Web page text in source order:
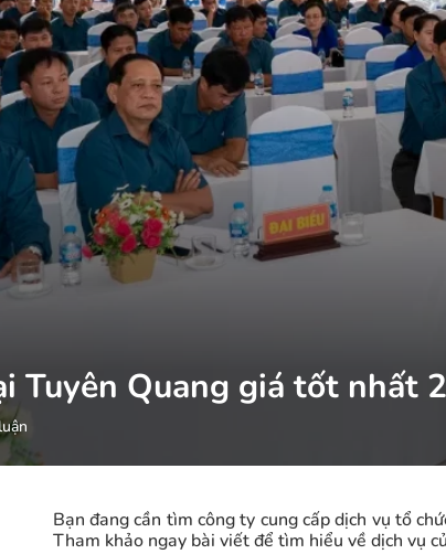
Tuyên Quang giá tốt nhất
Bạn đang cần tìm công ty cung cấp dịch vụ tổ
Tham khảo ngay bài viết để tìm hiểu về dịch vụ